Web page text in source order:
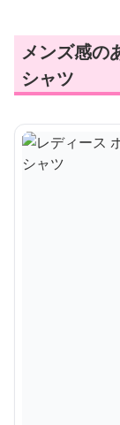
メンズ感の
シャツ